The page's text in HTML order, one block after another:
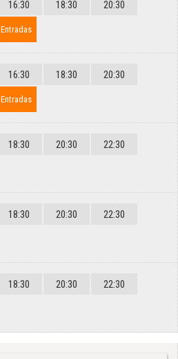
16:30 18:30
20:30
Entradas
16:30 18:30
20:30
Entradas
18:30 20:30 22:30
18:30 20:30 22:30
18:30 20:30 22:30